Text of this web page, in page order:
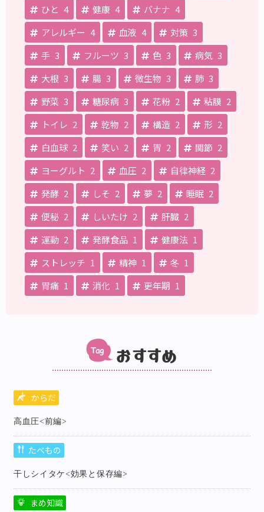
ひと 4 健康 4 バナナ 4
アレルギー 4 血液 4 対策 3
手 3 フルーツ 3 色 3 病気 3
大根 3 腸 3 微生物 3 肺 3
野菜 3 糖尿病 3 花粉 2 粘膜 2
トイレ 2 乾物 2 構造 2 形 2
白血球 2 笑い 2 胃 2 関節 2
ヨーグルト 2 血圧 2 自律神経 2
発酵 2 しそ 2 夢 2 睡眠 2
便秘 2 しいたけ 2 肝臓 2
運動 2 発酵食品 1 健康法 1
ストレッチ 1 精神 1 冬 1
胃痛 1 消化 1 更年期 1
おすすめ
からだ
高血圧<前編>
たべもの
干しシイタケ<効果と保存編>
まめ知識